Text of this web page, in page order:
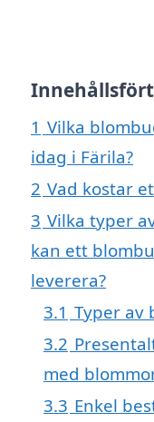
1 Vilka
idag i Färila?
2 Vad kostar
3 Vilka typer
kan ett
leverera?
3.1 Typer av
3.2
med
3.3 Enkel